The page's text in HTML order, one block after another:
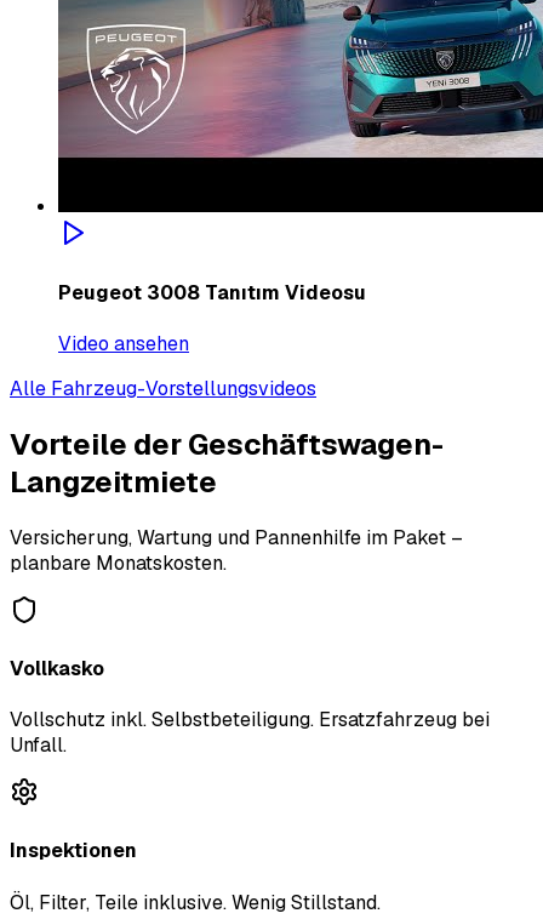
Peugeot 3008 Tanıtım Videosu
Video ansehen
Alle Fahrzeug-Vorstellungsvideos
Vorteile der Geschäftswagen-
Langzeitmiete
Versicherung, Wartung und Pannenhilfe im Paket –
planbare Monatskosten.
Vollkasko
Vollschutz inkl. Selbstbeteiligung. Ersatzfahrzeug bei
Unfall.
Inspektionen
Öl, Filter, Teile inklusive. Wenig Stillstand.